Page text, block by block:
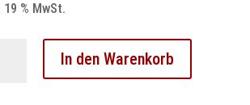
% MwSt.
In den Warenkorb